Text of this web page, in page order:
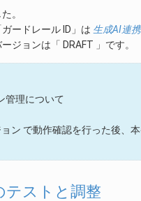
。
ードレール ID」は 生成AI連
ジョンは「 DRAFT 」です。
管理について
ン で動作確認を行った後、
テストと調整